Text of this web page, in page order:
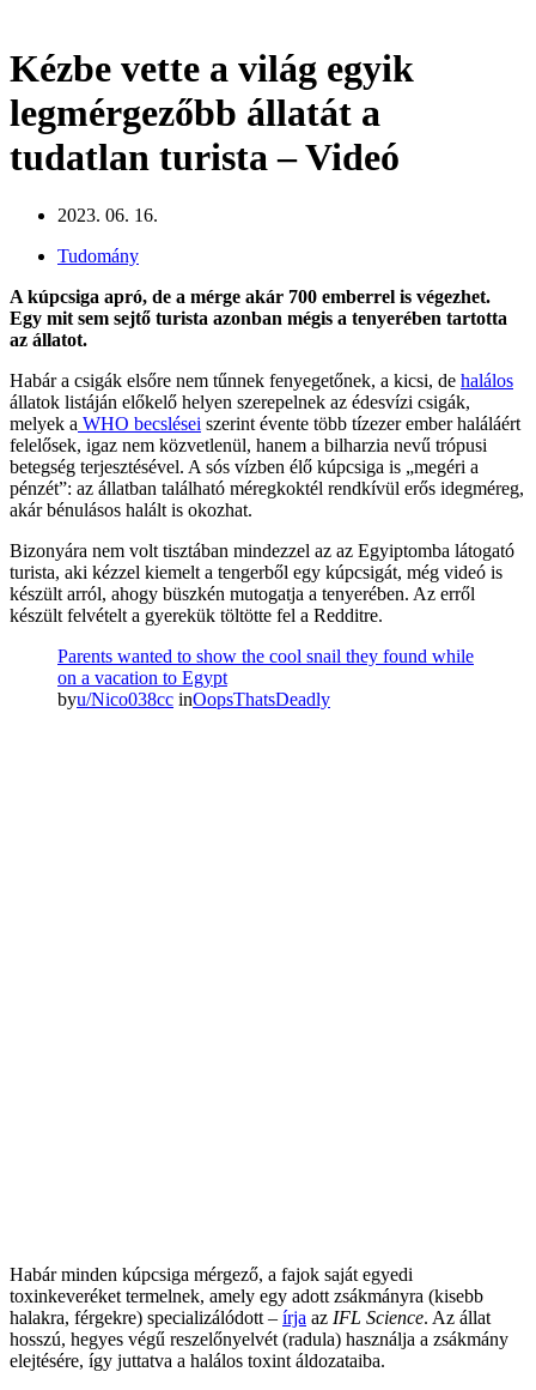
Kézbe vette a világ egyik
legmérgezőbb állatát a
tudatlan turista – Videó
2023. 06. 16.
Tudomány
A kúpcsiga apró, de a mérge akár 700 emberrel is végezhet.
Egy mit sem sejtő turista azonban mégis a tenyerében tartotta
az állatot.
Habár a csigák elsőre nem tűnnek fenyegetőnek, a kicsi, de halálos
állatok listáján előkelő helyen szerepelnek az édesvízi csigák,
melyek a WHO becslései szerint évente több tízezer ember haláláért
felelősek, igaz nem közvetlenül, hanem a bilharzia nevű trópusi
betegség terjesztésével. A sós vízben élő kúpcsiga is „megéri a
pénzét”: az állatban található méregkoktél rendkívül erős idegméreg,
akár bénulásos halált is okozhat.
Bizonyára nem volt tisztában mindezzel az az Egyiptomba látogató
turista, aki kézzel kiemelt a tengerből egy kúpcsigát, még videó is
készült arról, ahogy büszkén mutogatja a tenyerében. Az erről
készült felvételt a gyerekük töltötte fel a Redditre.
Parents wanted to show the cool snail they found while
on a vacation to Egypt
byu/Nico038cc inOopsThatsDeadly
Habár minden kúpcsiga mérgező, a fajok saját egyedi
toxinkeveréket termelnek, amely egy adott zsákmányra (kisebb
halakra, férgekre) specializálódott – írja az IFL Science. Az állat
hosszú, hegyes végű reszelőnyelvét (radula) használja a zsákmány
elejtésére, így juttatva a halálos toxint áldozataiba.